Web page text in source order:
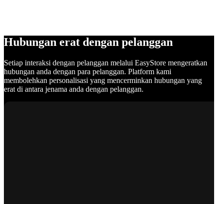
Hubungan erat dengan pelanggan
Setiap interaksi dengan pelanggan melalui EasyStore mengeratkan
hubungan anda dengan para pelanggan. Platform kami
membolehkan personalisasi yang mencerminkan hubungan yang
erat di antara jenama anda dengan pelanggan.